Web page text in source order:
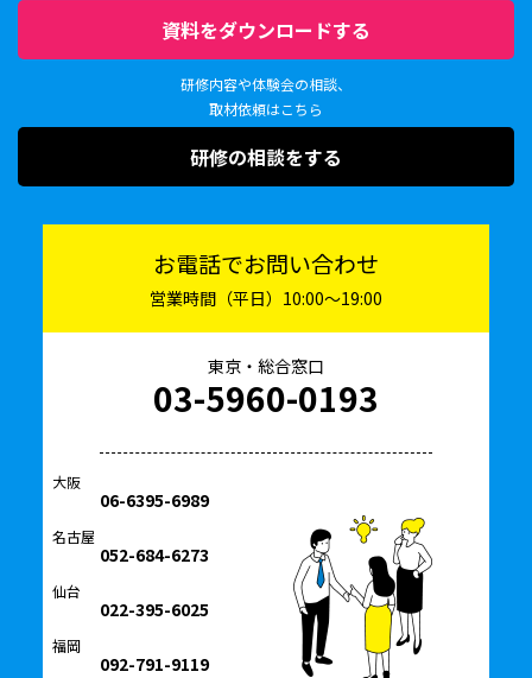
資料をダウンロードする
研修内容や体験会の相談、
取材依頼はこちら
研修の相談をする
お電話でお問い合わせ
営業時間（平日）10:00〜19:00
東京・総合窓口
03-5960-0193
大阪
06-6395-6989
名古屋
052-684-6273
仙台
022-395-6025
福岡
092-791-9119